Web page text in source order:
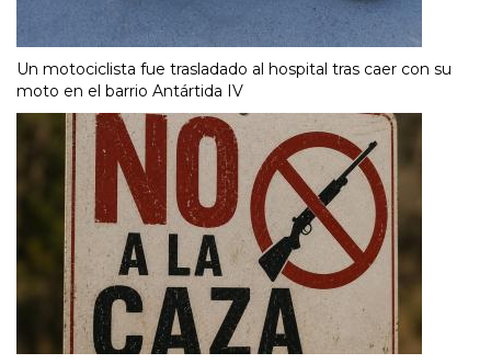
Un motociclista fue trasladado al hospital tras caer con su
moto en el barrio Antártida IV